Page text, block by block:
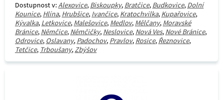
Dostupnost v:Alexovice, Biskoupky, Bratčice, Budkovice, Dolní
Kounice, Hlína, Hrubšice, Ivančice, Kratochvilka, Kupařovice,
Kývalka, Letkovice, Malešovice, Medlov, Mělčany, Moravské
Bránice, Němčice, Němčičky, Neslovice, Nová Ves, Nové Bránice,
Odrovice, Oslavany, Padochov, Pravlov, Rosice, Řeznovice,
Tetčice, Trboušany,Zbýšov